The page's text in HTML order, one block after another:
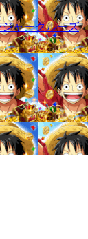
ャークルーズ